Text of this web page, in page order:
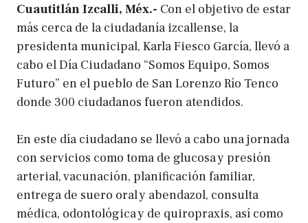
Cuautitlán Izcalli, Méx.- Con el objetivo de estar
más cerca de la ciudadanía izcallense, la
presidenta municipal, Karla Fiesco García, llevó a
cabo el Día Ciudadano “Somos Equipo, Somos
Futuro” en el pueblo de San Lorenzo Río Tenco
donde 300 ciudadanos fueron atendidos.
En este día ciudadano se llevó a cabo una jornada
con servicios como toma de glucosa y presión
arterial, vacunación, planificación familiar,
entrega de suero oral y abendazol, consulta
médica, odontológica y de quiropraxis, así como